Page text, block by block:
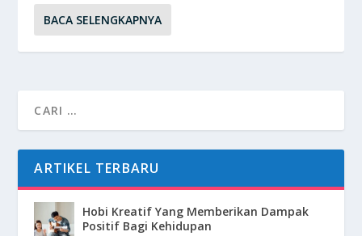
BACA SELENGKAPNYA
ARTIKEL TERBARU
Hobi Kreatif Yang Memberikan Dampak
Positif Bagi Kehidupan